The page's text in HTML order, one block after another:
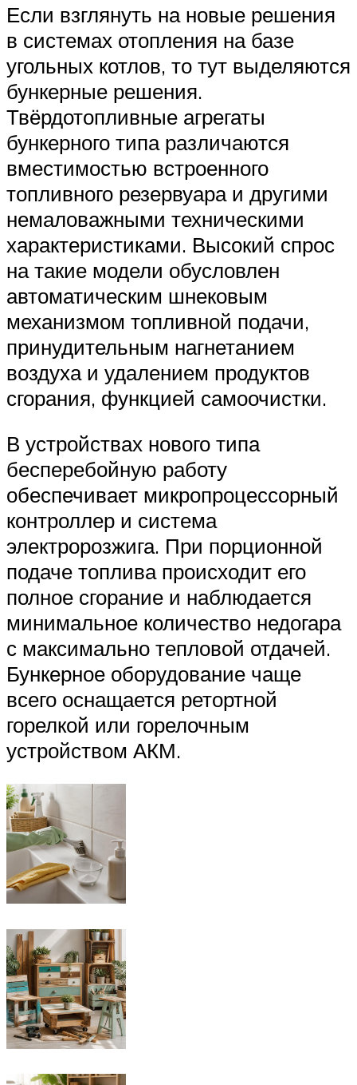
Если взглянуть на новые решения
в системах отопления на базе
угольных котлов, то тут выделяются
бункерные решения.
Твёрдотопливные агрегаты
бункерного типа различаются
вместимостью встроенного
топливного резервуара и другими
немаловажными техническими
характеристиками. Высокий спрос
на такие модели обусловлен
автоматическим шнековым
механизмом топливной подачи,
принудительным нагнетанием
воздуха и удалением продуктов
сгорания, функцией самоочистки.
В устройствах нового типа
бесперебойную работу
обеспечивает микропроцессорный
контроллер и система
электророзжига. При порционной
подаче топлива происходит его
полное сгорание и наблюдается
минимальное количество недогара
с максимально тепловой отдачей.
Бункерное оборудование чаще
всего оснащается ретортной
горелкой или горелочным
устройством АКМ.